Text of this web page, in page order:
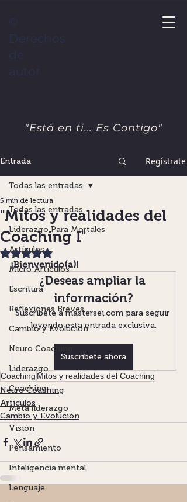
"Está en ti... Es Contigo"
©
Derechos
de
autor
Entrada Regístrate
Todas las entradas
Liderazgo Para Mortales
Artículos
Micro Artículos
Escritura
Reflexiones Breves
Cambio y Evolución
Neuro Coaching
Liderazgo
Coaching
Meta liderazgo
Visión
Pensamiento
Inteligencia mental
Lenguaje
Todas las entradas
"Mitos y realidades del
Coaching I"
5 min de lectura
Obtuvo NaN de 5 estrellas.
¡Bienvenido(a)!
¿Deseas ampliar la
información?
Suscríbete a mastersei.com para seguir
leyendo esta entrada exclusiva.
Suscríbete ahora
Coaching Mitos y realidades del Coaching
Neuro Coaching
Artículos
Cambio y Evolución